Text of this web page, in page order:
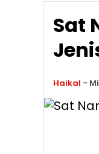
Sat
Haikal -